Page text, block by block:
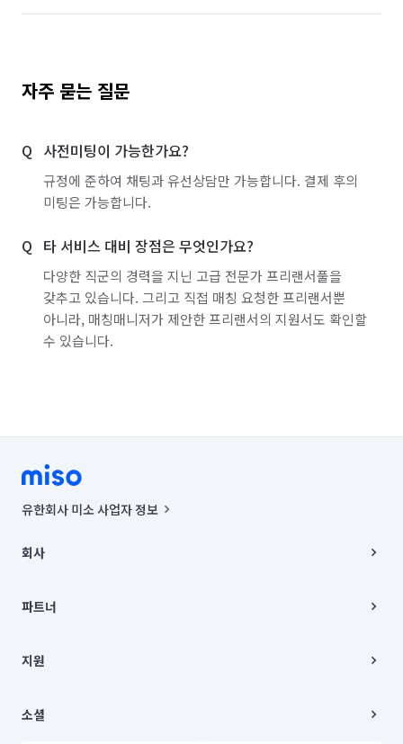
자주 묻는 질문
사전미팅이 가능한가요?
규정에 준하여 채팅과 유선상담만 가능합니다. 결제 후의
미팅은 가능합니다.
타 서비스 대비 장점은 무엇인가요?
다양한 직군의 경력을 지닌 고급 전문가 프리랜서풀을
갖추고 있습니다. 그리고 직접 매칭 요청한 프리랜서뿐
아니라, 매칭매니저가 제안한 프리랜서의 지원서도 확인할
수 있습니다.
유한회사 미소 사업자 정보
00019 |
주소 | 본사: 서울특별시 종로구 율곡로 6(중학동, 트윈트리빌딩) B동 5층
컨택센터 : 서울특별시 종로구 수송동 율곡로 24, 7층, 8층 미소
상품, 상품정보, 거래에 관한 의무와 책임은 거래당사자에게 있습니다.
언론 보도 관련 문의:
© 유한회사 미소. Miso, Inc. All Rights Reserved.
회사
채용
파트너
이사
지원
이용약관
소셜